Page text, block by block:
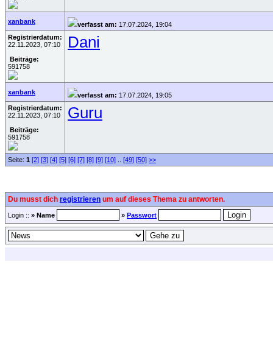
xanbank verfasst am: 17.07.2024, 19:04
Registrierdatum:
22.11.2023, 07:10
Beiträge:
591758
Dani
xanbank verfasst am: 17.07.2024, 19:05
Registrierdatum:
22.11.2023, 07:10
Beiträge:
591758
Guru
Seite: 1 [2] [3] [4] [5] [6] [7] [8] [9] [10] [49] [50] >>
Du musst dich registrieren um auf dieses Thema zu antworten.
Login :: » Name » Passwort